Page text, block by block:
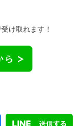
け取れます！